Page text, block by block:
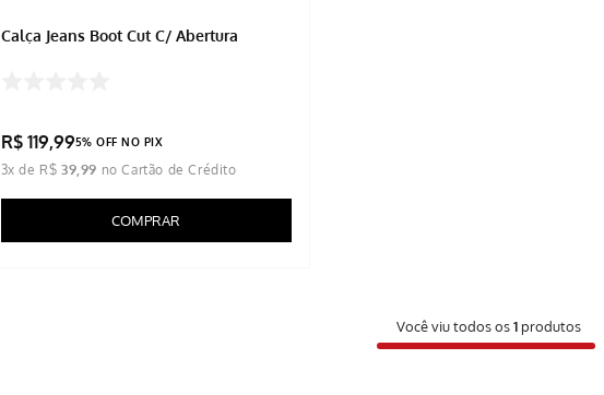
Calça Jeans Boot Cut C/ Abertura
R$ 119,995% OFF NO PIX
3x de R$ 39,99
COMPRAR
Você viu todos os1produtos